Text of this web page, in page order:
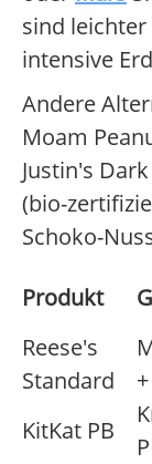
sind
intensive
Andere
Moam
Justin's
(bio-
Schoko-
Produkt
Reese's
Standard
KitKat PB